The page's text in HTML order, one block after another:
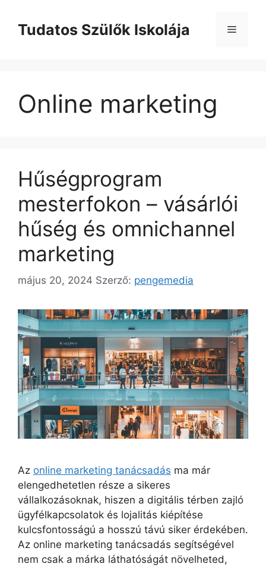
tartalomba
Tudatos Szülők Iskolája Menü
Online marketing
Hűségprogram
mesterfokon – vásárlói
hűség és omnichannel
marketing
május 20, 2024 Szerző: pengemedia
Az online marketing tanácsadás ma már
elengedhetetlen része a sikeres
vállalkozásoknak, hiszen a digitális térben zajló
ügyfélkapcsolatok és lojalitás kiépítése
kulcsfontosságú a hosszú távú siker érdekében.
Az online marketing tanácsadás segítségével
nem csak a márka láthatóságát növelheted,